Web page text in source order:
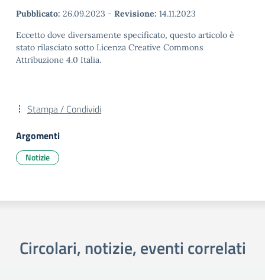
Pubblicato: 26.09.2023 - Revisione: 14.11.2023
Eccetto dove diversamente specificato, questo articolo è
stato rilasciato sotto Licenza Creative Commons
Attribuzione 4.0 Italia.
Stampa / Condividi
Argomenti
Notizie
Circolari, notizie, eventi correlati